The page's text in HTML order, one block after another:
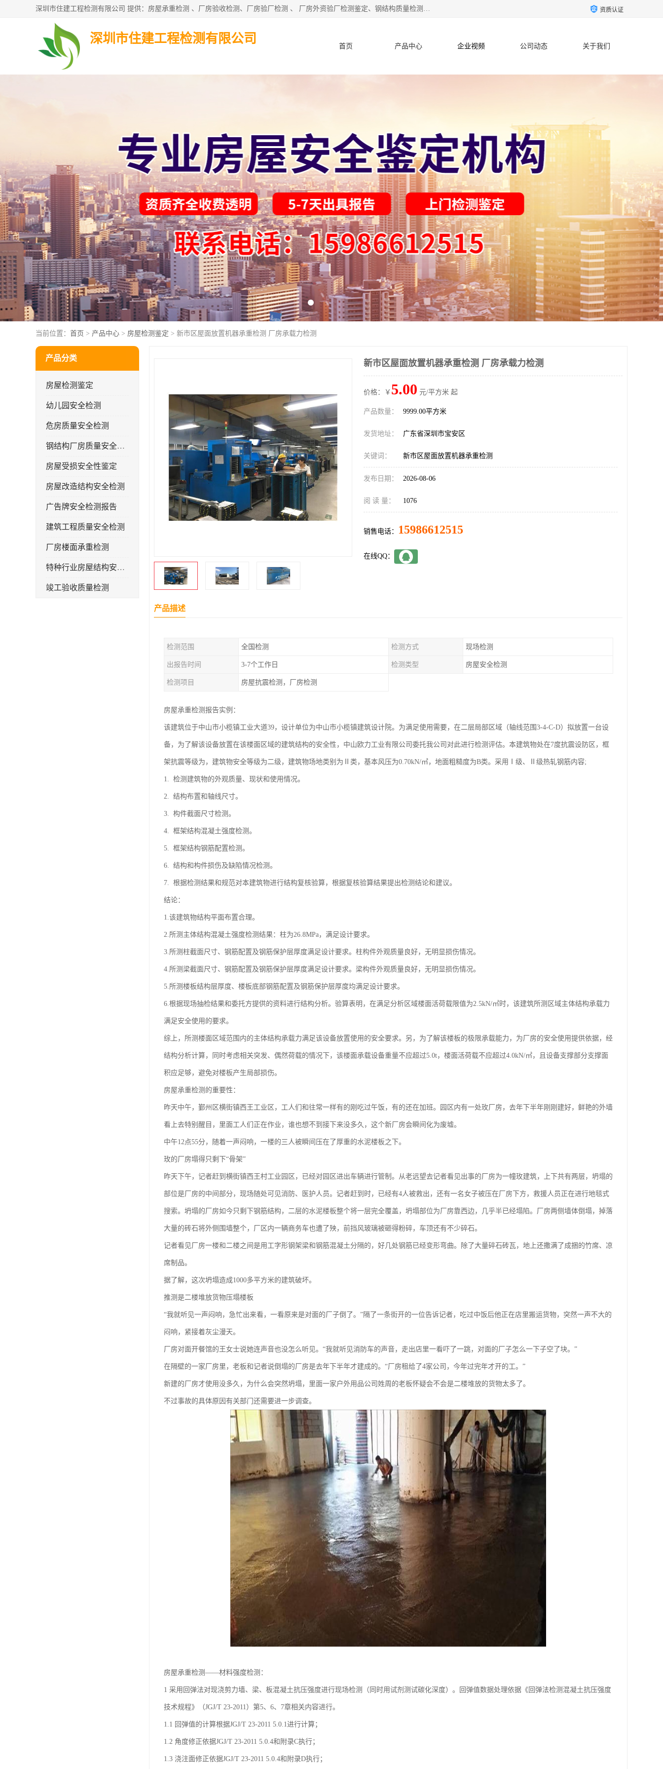
深圳市住建工程检测有限公司 提供：房屋承重检测 、厂房验收检测、厂房验厂检测 、 厂房外资验厂检测鉴定、钢结构质量检测、建筑工程质量检测、厂房楼面承重检测、钢结构厂房质量安全检测、钢结构厂房承重检测、房屋补办房产证检测、结构加固工程的施工及上门、东莞厂房客户验厂检测等服务。 资质认证
深圳市住建工程检测有限公司
首页 产品中心 企业视频 公司动态 关于我们
当前位置： 首页 > 产品中心 > 房屋检测鉴定 > 新市区屋面放置机器承重检测 厂房承载力检测
产品分类
房屋检测鉴定
幼儿园安全检测
危房质量安全检测
钢结构厂房质量安全检测
房屋受损安全性鉴定
房屋改造结构安全检测
广告牌安全检测报告
建筑工程质量安全检测
厂房楼面承重检测
特种行业房屋结构安全检测报告
竣工验收质量检测
新市区屋面放置机器承重检测 厂房承载力检测
价格：￥ 5.00 元/平方米 起
产品数量： 9999.00平方米
发货地址： 广东省深圳市宝安区
关键词： 新市区屋面放置机器承重检测
发布日期： 2026-08-06
阅 读 量： 1076
销售电话： 15986612515
在线QQ：
产品描述
检测范围 全国检测 检测方式 现场检测
出报告时间 3-7个工作日 检测类型 房屋安全检测
检测项目 房屋抗震检测，厂房检测
房屋承重检测报告实例：
该建筑位于中山市小榄镇工业大道39，设计单位为中山市小榄镇建筑设计院。为满足使用需要，在二层局部区域（轴线范围3-4-C-D）拟放置一台设
备，为了解该设备放置在该楼面区域的建筑结构的安全性，中山欧力工业有限公司委托我公司对此进行检测评估。本建筑物处在7度抗震设防区，框
架抗震等级为，建筑物安全等级为二级，建筑物场地类别为Ⅱ类，基本风压为0.70kN/㎡，地面粗糙度为B类。采用Ⅰ级、Ⅱ级热轧钢筋内容;
1. 检测建筑物的外观质量、现状和使用情况。
2. 结构布置和轴线尺寸。
3. 构件截面尺寸检测。
4. 框架结构混凝土强度检测。
5. 框架结构钢筋配置检测。
6. 结构和构件损伤及缺陷情况检测。
7. 根据检测结果和规范对本建筑物进行结构复核验算，根据复核验算结果提出检测结论和建议。
结论：
1.该建筑物结构平面布置合理。
2.所测主体结构混凝土强度检测结果：柱为26.8MPa，满足设计要求。
3.所测柱截面尺寸、钢筋配置及钢筋保护层厚度满足设计要求。柱构件外观质量良好，无明显损伤情况。
4.所测梁截面尺寸、钢筋配置及钢筋保护层厚度满足设计要求。梁构件外观质量良好，无明显损伤情况。
5.所测楼板结构层厚度、楼板底部钢筋配置及钢筋保护层厚度均满足设计要求。
6.根据现场抽检结果和委托方提供的资料进行结构分析。验算表明，在满足分析区域楼面活荷载限值为2.5kN/㎡时，该建筑所测区域主体结构承载力
满足安全使用的要求。
综上，所测楼面区域范围内的主体结构承载力满足该设备放置使用的安全要求。另，为了解该楼板的极限承载能力，为厂房的安全使用提供依据，经
结构分析计算，同时考虑相关突发、偶然荷载的情况下，该楼面承载设备重量不应超过5.0t，楼面活荷载不应超过4.0kN/㎡，且设备支撑部分支撑面
积应足够，避免对楼板产生局部损伤。
房屋承重检测的重要性：
昨天中午，鄞州区横街镇西王工业区，工人们和往常一样有的刚吃过午饭，有的还在加班。园区内有一处玫厂房，去年下半年刚刚建好，鲜艳的外墙
看上去特别醒目，里面工人们正在作业，谁也想不到接下来没多久，这个新厂房会瞬间化为废墟。
中午12点55分，随着一声闷响，一楼的三人被瞬间压在了厚重的水泥楼板之下。
玫的厂房塌得只剩下“骨架”
昨天下午，记者赶到横街镇西王村工业园区，已经对园区进出车辆进行管制。从老远望去记者看见出事的厂房为一幢玫建筑，上下共有两层，坍塌的
部位是厂房的中间部分，现场随处可见消防、医护人员。记者赶到时，已经有4人被救出，还有一名女子被压在厂房下方，救援人员正在进行地毯式
搜索。坍塌的厂房如今只剩下钢筋结构，二层的水泥楼板整个将一层完全覆盖，坍塌部位为厂房靠西边，几乎半已经塌陷。厂房两侧墙体倒塌，掉落
大量的砖石将外侧围墙整个，厂区内一辆商务车也遭了殃，前挡风玻璃被砸得粉碎，车顶还有不少碎石。
记者看见厂房一楼和二楼之间是用工字形钢架梁和钢筋混凝土分隔的，好几处钢筋已经变形弯曲。除了大量碎石砖瓦，地上还撒满了成捆的竹席、凉
席制品。
据了解，这次坍塌造成1000多平方米的建筑破坏。
推测是二楼堆放货物压塌楼板
“我就听见一声闷响，急忙出来看，一看原来是对面的厂子倒了。”隔了一条街开的一位告诉记者，吃过中饭后他正在店里搬运货物，突然一声不大的
闷响，紧接着灰尘漫天。
厂房对面开餐馆的王女士说她连声音也没怎么听见。“我就听见消防车的声音，走出店里一看吓了一跳，对面的厂子怎么一下子空了块。”
在隔壁的一家厂房里，老板和记者说倒塌的厂房是去年下半年才建成的。“厂房租给了4家公司，今年过完年才开的工。”
新建的厂房才使用没多久，为什么会突然坍塌，里面一家户外用品公司姓周的老板怀疑会不会是二楼堆放的货物太多了。
不过事故的具体原因有关部门还需要进一步调查。
房屋承重检测——材料强度检测：
1 采用回弹法对现浇剪力墙、梁、板混凝土抗压强度进行现场检测（同时用试剂测试碳化深度）。回弹值数据处理依据《回弹法检测混凝土抗压强度
技术规程》（JGJ/T 23-2011）第5、6、7章相关内容进行。
1.1 回弹值的计算根据JGJ/T 23-2011 5.0.1进行计算；
1.2 角度修正依据JGJ/T 23-2011 5.0.4和附录C执行；
1.3 浇注面修正依据JGJ/T 23-2011 5.0.4和附录D执行；